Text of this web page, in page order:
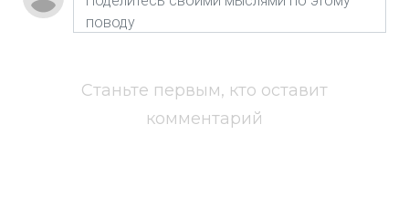
Станьте первым, кто оставит
комментарий